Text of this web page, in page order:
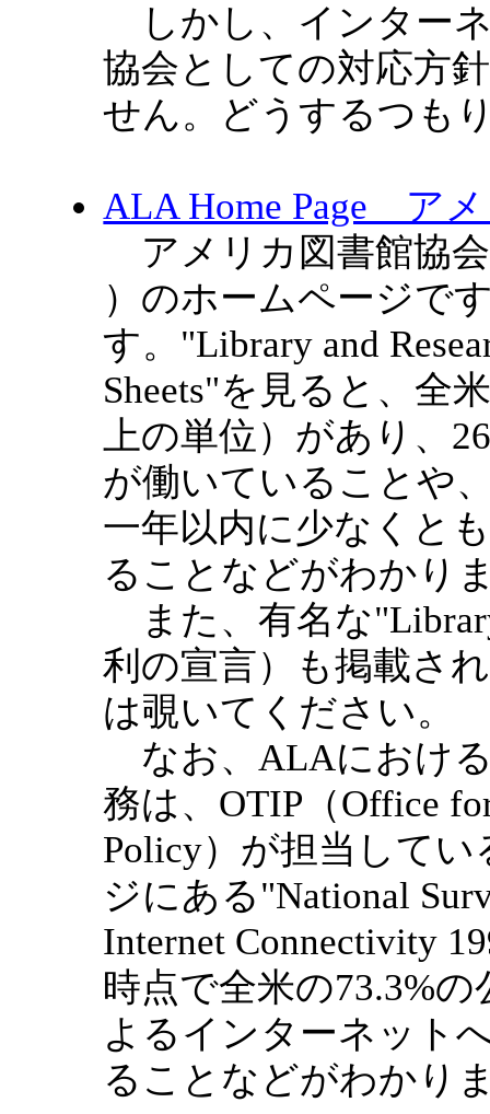
しかし、インター
協会としての対応方
せん。どうするつも
ALA Home Page ア
アメリカ図書館協会
）のホームページで
す。"Library and
Sheets"を見ると、全
上の単位）があり、
が働いていることや
一年以内に少なくと
ることなどがわかり
また、有名な
利の宣言）も掲載さ
は覗いてください。
なお、ALAにおけ
務は、OTIP（Office
Policy）が担当して
ジにある"National
Internet Connectivity
時点で全米の73.3%
よるインターネット
ることなどがわかり